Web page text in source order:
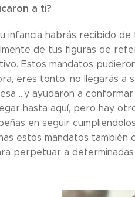
a ti?
infancia habrás recibido
de tus figuras de
Estos mandatos
eres tonto, no llegarás a
...y ayudaron a
hasta aquí, pero hay
en seguir
estos mandatos
perpetuar a